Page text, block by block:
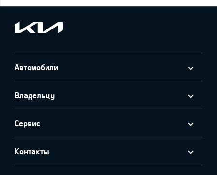
Автомобили
Владельцу
Сервис
Контакты